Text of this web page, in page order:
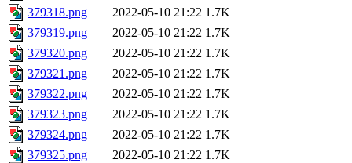
379318.png
2022-05-10 21:22 1.7K
379319.png
2022-05-10 21:22 1.7K
379320.png
2022-05-10 21:22 1.7K
379321.png
2022-05-10 21:22 1.7K
379322.png
2022-05-10 21:22 1.7K
379323.png
2022-05-10 21:22 1.7K
379324.png
2022-05-10 21:22 1.7K
379325.png
2022-05-10 21:22 1.7K